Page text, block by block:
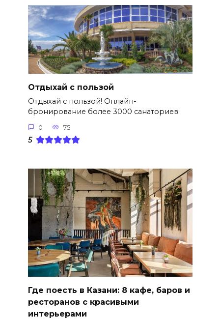
Отдыхай с пользой
Отдыхай с пользой! Онлайн-
бронирование более 3000 санаториев
0 75
5
Где поесть в Казани: 8 кафе, баров и
ресторанов с красивыми
интерьерами